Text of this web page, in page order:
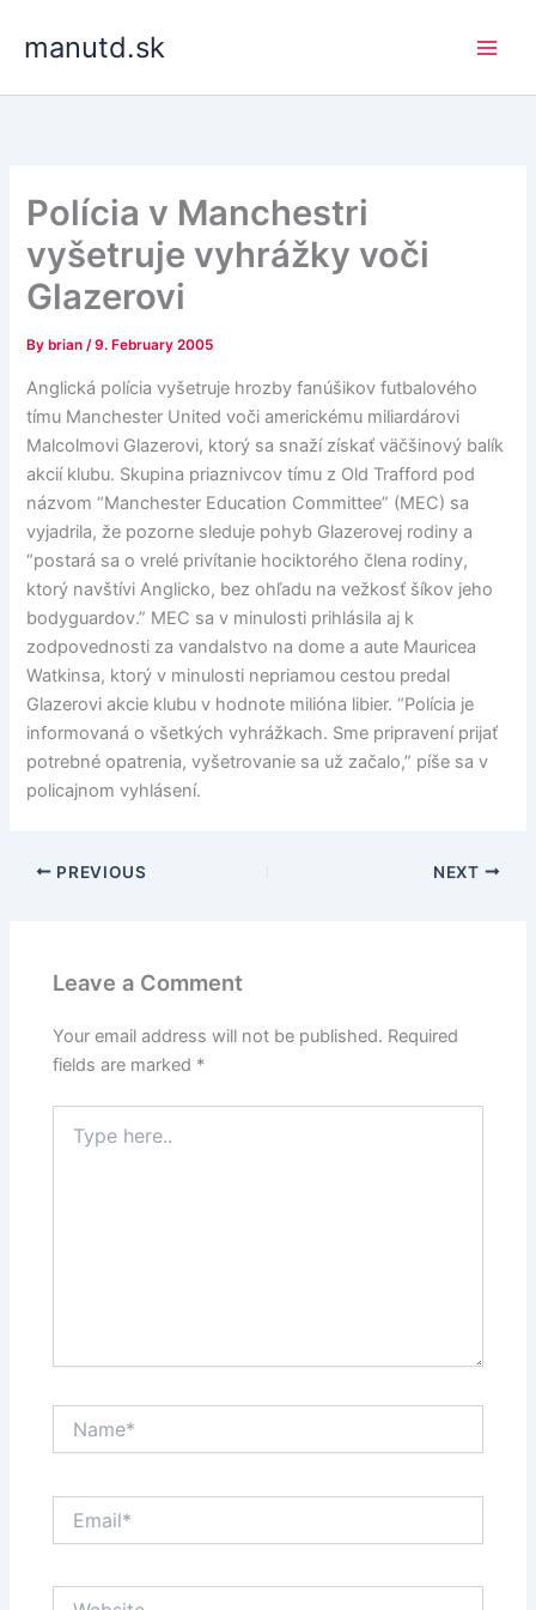
manutd.sk
Polícia v Manchestri
vyšetruje vyhrážky voči
Glazerovi
By brian/9. February 2005
Anglická polícia vyšetruje hrozby fanúšikov futbalového
tímu Manchester United voči americkému miliardárovi
Malcolmovi Glazerovi, ktorý sa snaží získať väčšinový balík
akcií klubu. Skupina priaznivcov tímu z Old Trafford pod
názvom “Manchester Education Committee” (MEC) sa
vyjadrila, že pozorne sleduje pohyb Glazerovej rodiny a
“postará sa o vrelé privítanie hociktorého člena rodiny,
ktorý navštívi Anglicko, bez ohľadu na vežkosť šíkov jeho
bodyguardov.” MEC sa v minulosti prihlásila aj k
zodpovednosti za vandalstvo na dome a aute Mauricea
Watkinsa, ktorý v minulosti nepriamou cestou predal
Glazerovi akcie klubu v hodnote milióna libier. “Polícia je
informovaná o všetkých vyhrážkach. Sme pripravení prijať
potrebné opatrenia, vyšetrovanie sa už začalo,” píše sa v
policajnom vyhlásení.
PREVIOUS NEXT
Leave a Comment
Your email address will not be published. Required
fields are marked *
here..